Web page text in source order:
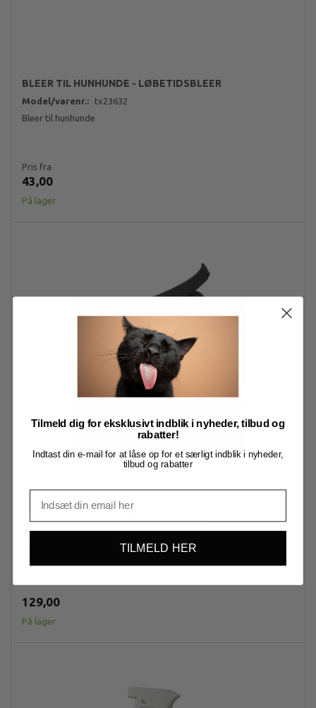
BLEER TIL HUNHUNDE - LØBETIDSBLEER
Model/varenr.:
tx23632
Bleer til hunhunde
Pris fra
43,00
På lager
Hurtta løbetidsbukser, fv. sort
129,00
På lager
Tilmeld dig for eksklusivt indblik i nyheder, tilbud og
rabatter!
Indtast din e-mail for at låse op for et særligt indblik i nyheder,
tilbud og rabatter
TILMELD HER